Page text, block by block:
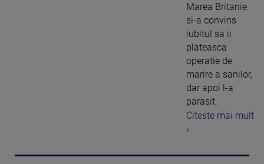
Marea Britanie
si-a convins
iubitul sa ii
plateasca
operatie de
marire a sanilor,
dar apoi l-a
parasit.
Citeste mai mult
›